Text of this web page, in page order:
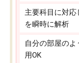
主要科目に対
を瞬時に解析
自分の部屋の
用OK